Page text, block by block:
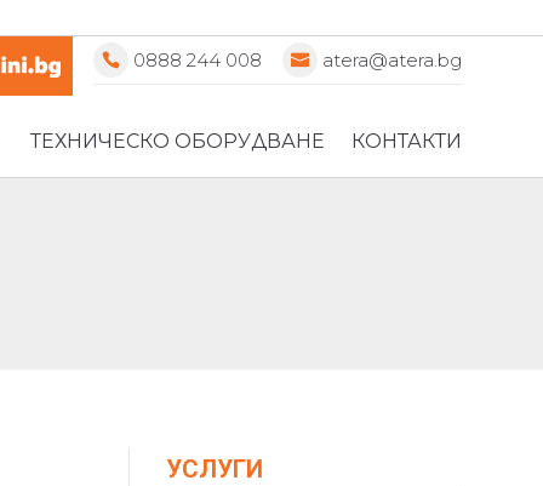
0888 244 008 atera@atera.bg
ТЕХНИЧЕСКО ОБОРУДВАНЕ КОНТАКТИ
УСЛУГИ